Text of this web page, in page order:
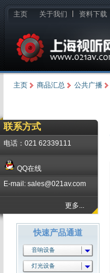
主页 关于我们 资料下载
主页 商品汇总 公共广播
联系方式
电话：021 62339111
QQ在线
E-mail: sales@021av.com
更多...
快速产品通道
音响设备
灯光设备